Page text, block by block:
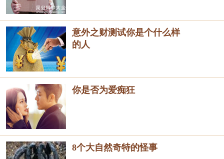
意外之财测试你是个什么样
的人
你是否为爱痴狂
8个大自然奇特的怪事